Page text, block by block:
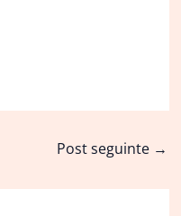
Post seguinte →